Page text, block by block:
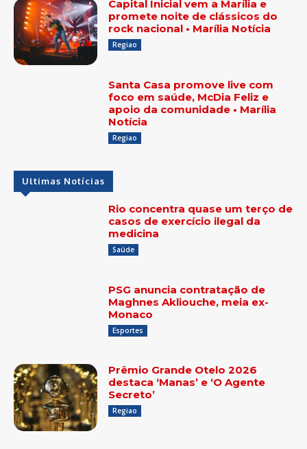
Capital Inicial vem a Marília e
promete noite de clássicos do
rock nacional • Marília Notícia
Regiao
Santa Casa promove live com
foco em saúde, McDia Feliz e
apoio da comunidade • Marília
Notícia
Regiao
Ultimas Notícias
Rio concentra quase um terço de
casos de exercício ilegal da
medicina
Saúde
PSG anuncia contratação de
Maghnes Akliouche, meia ex-
Monaco
Esportes
Prêmio Grande Otelo 2026
destaca ‘Manas’ e ‘O Agente
Secreto’
Regiao